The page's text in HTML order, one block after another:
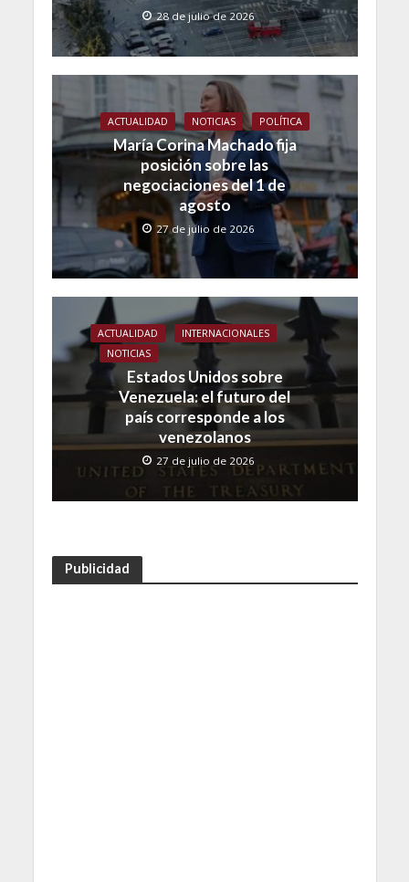
28 de julio de 2026
ACTUALIDAD NOTICIAS POLÍTICA
María Corina Machado fija
posición sobre las
negociaciones del 1 de
agosto
27 de julio de 2026
ACTUALIDAD
INTERNACIONALES
NOTICIAS
Estados Unidos sobre
Venezuela: el futuro del
país corresponde a los
venezolanos
27 de julio de 2026
Publicidad